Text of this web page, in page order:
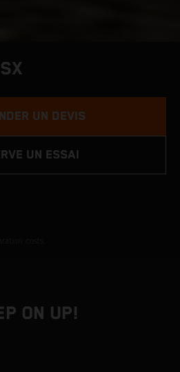
UN DEVIS
UN ESSAI
ON UP!